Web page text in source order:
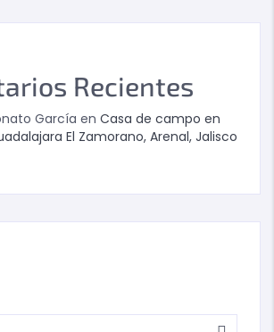
Recientes
García en Casa de campo en
El Zamorano, Arenal, Jalisco